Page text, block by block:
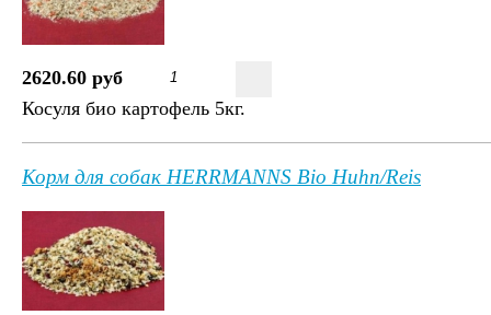
2620.60 руб
Косуля био картофель 5кг.
Корм для собак HERRMANNS Bio Huhn/Reis